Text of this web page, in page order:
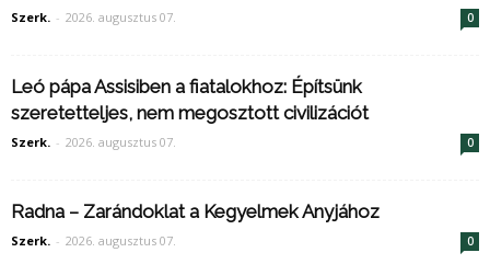
Szerk. - 2026. augusztus 07. 0
Leó pápa Assisiben a fiatalokhoz: Építsünk
szeretetteljes, nem megosztott civilizációt
Szerk. - 2026. augusztus 07. 0
Radna – Zarándoklat a Kegyelmek Anyjához
Szerk. - 2026. augusztus 07. 0